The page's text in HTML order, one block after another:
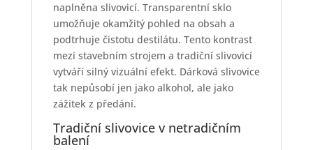
naplněna slivovicí. Transparentní sklo
umožňuje okamžitý pohled na obsah a
podtrhuje čistotu destilátu. Tento kontrast
mezi stavebním strojem a tradiční slivovicí
vytváří silný vizuální efekt. Dárková slivovice
tak nepůsobí jen jako alkohol, ale jako
zážitek z předání.
Tradiční slivovice v netradičním
balení